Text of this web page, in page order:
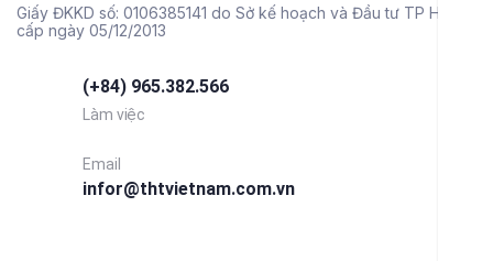
Giấy ĐKKD số: 0106385141 do Sở kế hoạch và Đầu tư TP HN
cấp ngày 05/12/2013
(+84) 965.382.566
Làm việc
infor@thtvietnam.com.vn
Email